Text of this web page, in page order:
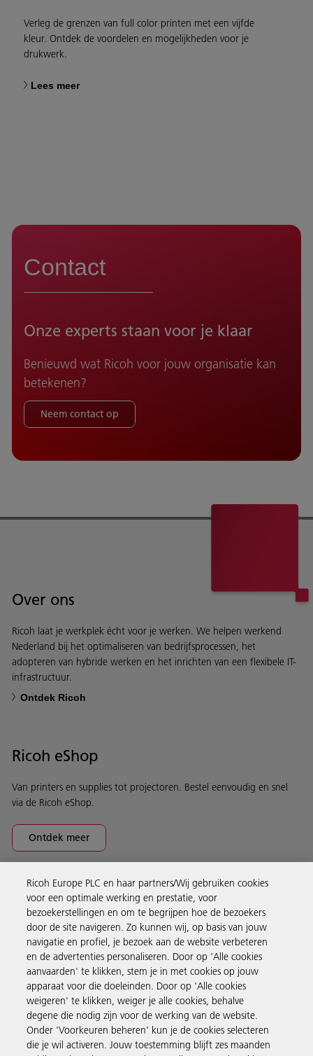
Verleg de grenzen van full color printen met een vijfde
kleur. Ontdek de voordelen en mogelijkheden voor je
drukwerk.
Lees meer
Contact
Onze experts staan voor je klaar
Benieuwd wat Ricoh voor jouw organisatie kan
betekenen?
Neem contact op
Over ons
Ricoh laat je werkplek écht voor je werken. We helpen werkend
Nederland bij het optimaliseren van bedrijfsprocessen, het
adopteren van hybride werken en het inrichten van een flexibele IT-
infrastructuur.
Ontdek Ricoh
Ricoh eShop
Van printers en supplies tot projectoren. Bestel eenvoudig en snel
via de Ricoh eShop.
Ontdek meer
Business Solutions
Producten en services
Support en contact
Inspiratie
Ricoh Europe PLC en haar partners/Wij gebruiken cookies
voor een optimale werking en prestatie, voor
bezoekerstellingen en om te begrijpen hoe de bezoekers
door de site navigeren. Zo kunnen wij, op basis van jouw
navigatie en profiel, je bezoek aan de website verbeteren
en de advertenties personaliseren. Door op 'Alle cookies
aanvaarden' te klikken, stem je in met cookies op jouw
apparaat voor die doeleinden. Door op 'Alle cookies
weigeren' te klikken, weiger je alle cookies, behalve
degene die nodig zijn voor de werking van de website.
Onder 'Voorkeuren beheren' kun je de cookies selecteren
die je wil activeren. Jouw toestemming blijft zes maanden